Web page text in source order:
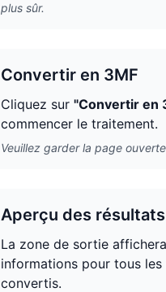
plus sûr.
Convertir en 3MF
Cliquez sur "Convertir en
commencer le traitement.
Veuillez garder la page
Aperçu des résultats
La zone de sortie
informations pour tous les
convertis.